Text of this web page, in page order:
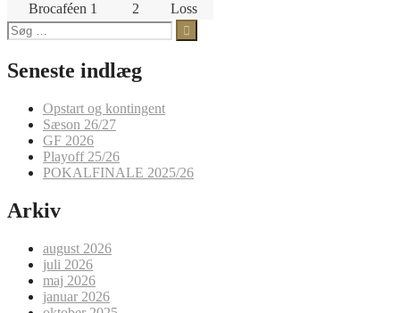
Brocaféen 1
2
Loss
Søg
efter:
Seneste indlæg
Opstart og kontingent
Sæson 26/27
GF 2026
Playoff 25/26
POKALFINALE 2025/26
Arkiv
august 2026
juli 2026
maj 2026
januar 2026